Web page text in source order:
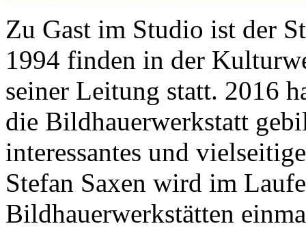
Zu Gast im Studio ist der
1994 finden in der
seiner Leitung statt. 2016
die Bildhauerwerkstatt
interessantes und
Stefan Saxen wird im
Bildhauerwerkstätten